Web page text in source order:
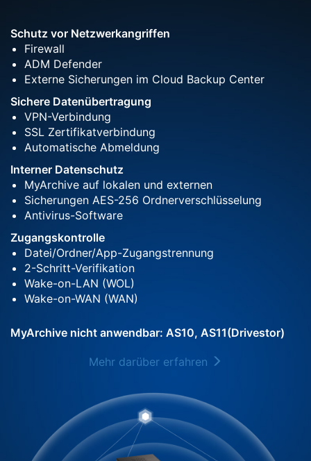
Schutz vor Netzwerkangriffen
Firewall
ADM Defender
Externe Sicherungen im Cloud Backup Center
Sichere Datenübertragung
VPN-Verbindung
SSL Zertifikatverbindung
Automatische Abmeldung
Interner Datenschutz
MyArchive auf lokalen und externen
Sicherungen AES-256 Ordnerverschlüsselung
Antivirus-Software
Zugangskontrolle
Datei/Ordner/App-Zugangstrennung
2-Schritt-Verifikation
Wake-on-LAN (WOL)
Wake-on-WAN (WAN)
MyArchive nicht anwendbar: AS10, AS11(Drivestor)
Mehr darüber erfahren